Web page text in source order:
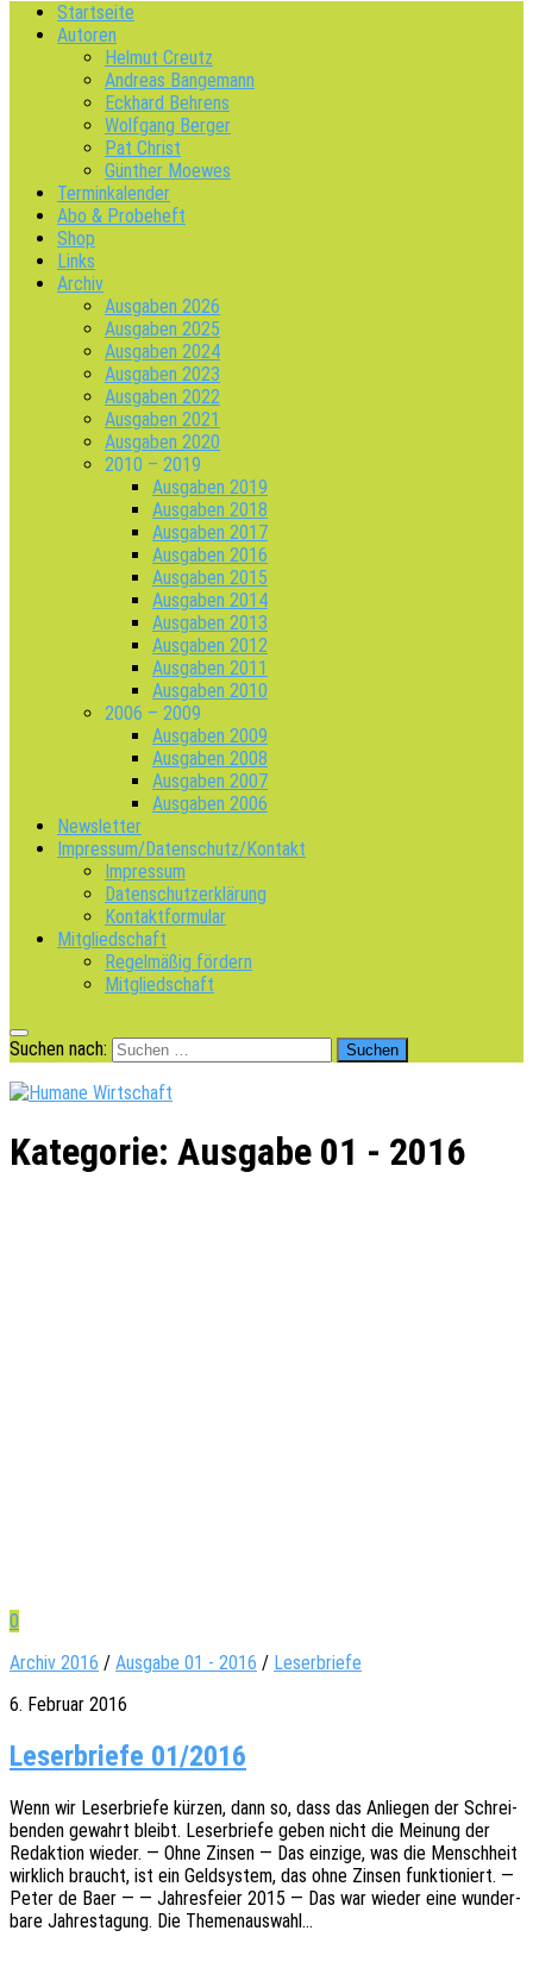
Startseite
Autoren
Helmut Creutz
Andreas Bangemann
Eckhard Behrens
Wolfgang Berger
Pat Christ
Günther Moewes
Terminkalender
Abo & Probeheft
Shop
Links
Archiv
Ausgaben 2026
Ausgaben 2025
Ausgaben 2024
Ausgaben 2023
Ausgaben 2022
Ausgaben 2021
Ausgaben 2020
2010 – 2019
Ausgaben 2019
Ausgaben 2018
Ausgaben 2017
Ausgaben 2016
Ausgaben 2015
Ausgaben 2014
Ausgaben 2013
Ausgaben 2012
Ausgaben 2011
Ausgaben 2010
2006 – 2009
Ausgaben 2009
Ausgaben 2008
Ausgaben 2007
Ausgaben 2006
Newsletter
Impressum/Datenschutz/Kontakt
Impressum
Datenschutzerklärung
Kontaktformular
Mitgliedschaft
Regelmäßig fördern
Mitgliedschaft
Suchen nach:
Kategorie: Ausgabe 01 - 2016
0
Archiv 2016 / Ausgabe 01 - 2016 / Leserbriefe
6. Februar 2016
Leser­briefe 01/2016
Wenn wir Leser­brie­fe kürzen, dann so, dass das Anlie­gen der Schrei­
ben­den gewahrt bleibt. Leser­brie­fe geben nicht die Meinung der
Redak­ti­on wieder. — Ohne Zinsen — Das einzi­ge, was die Mensch­heit
wirk­lich braucht, ist ein Geld­sys­tem, das ohne Zinsen funk­tio­niert. —
Peter de Baer — — Jahres­fei­er 2015 — Das war wieder eine wunder­
ba­re Jahres­ta­gung. Die Themenauswahl…